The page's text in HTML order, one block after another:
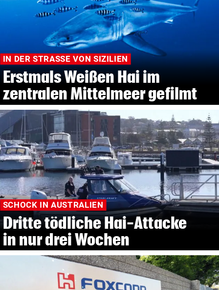
IN DER STRASSE VON SIZILIEN
Erstmals Weißen Hai im
zentralen Mittelmeer gefilmt
SCHOCK IN AUSTRALIEN
Dritte tödliche Hai-Attacke
in nur drei Wochen